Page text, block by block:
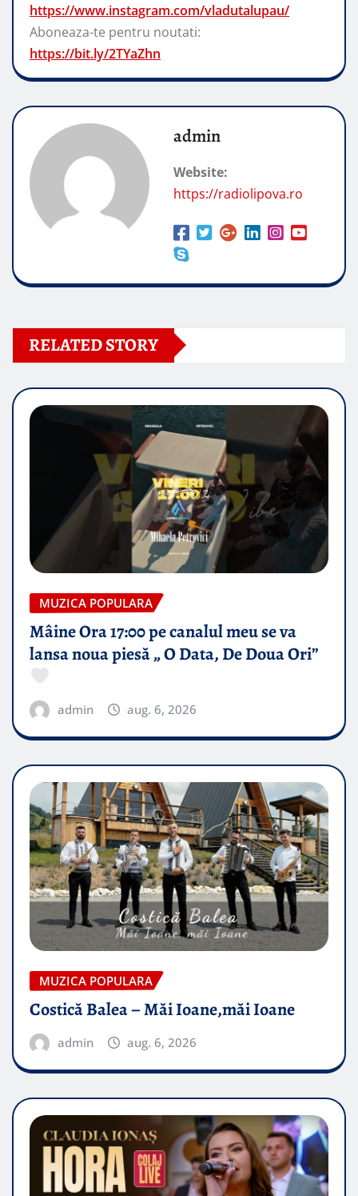
https://www.instagram.com/vladutalupau/
Aboneaza-te pentru noutati:
https://bit.ly/2TYaZhn
admin
Website:
https://radiolipova.ro
RELATED STORY
MUZICA POPULARA
Mâine Ora 17:00 pe canalul meu se va
lansa noua piesă „ O Data, De Doua Ori”
admin aug. 6, 2026
MUZICA POPULARA
Costică Balea – Măi Ioane,măi Ioane
admin aug. 6, 2026